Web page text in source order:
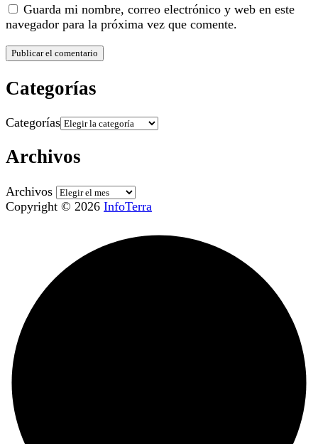
Guarda mi nombre, correo electrónico y web en este
navegador para la próxima vez que comente.
Categorías
Categorías
Archivos
Archivos
Copyright © 2026 InfoTerra